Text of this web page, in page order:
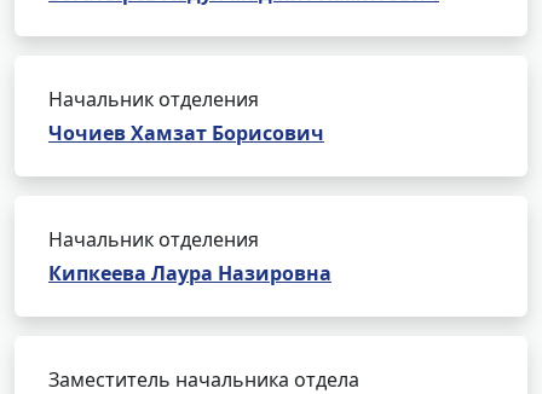
Начальник отделения
Чочиев Хамзат Борисович
Начальник отделения
Кипкеева Лаура Назировна
Заместитель начальника отдела